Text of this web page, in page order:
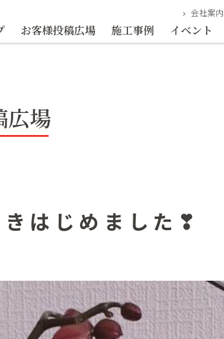
お客様投稿広場 施工事例 イベント
chevron_right 会社案内
広場
はじめました❣